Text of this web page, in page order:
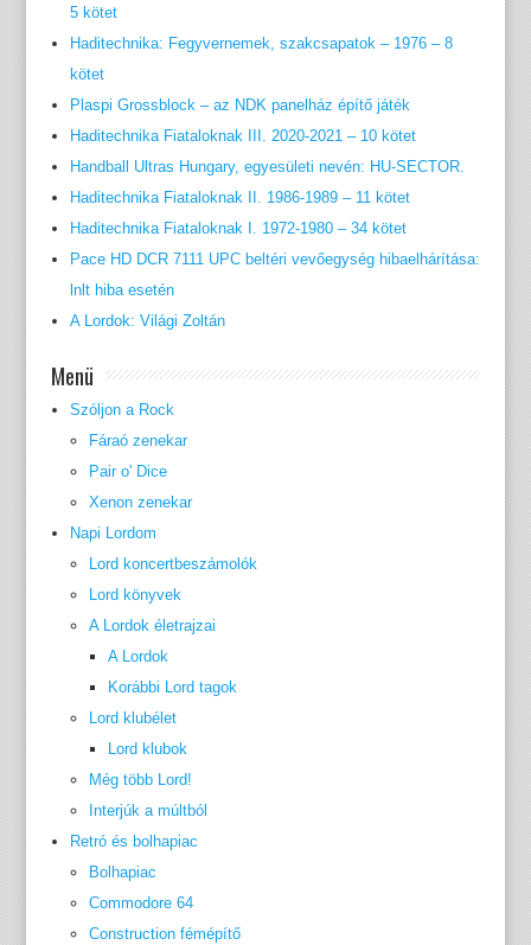
5 kötet
Haditechnika: Fegyvernemek, szakcsapatok – 1976 – 8
kötet
Plaspi Grossblock – az NDK panelház építő játék
Haditechnika Fiataloknak III. 2020-2021 – 10 kötet
Handball Ultras Hungary, egyesületi nevén: HU-SECTOR.
Haditechnika Fiataloknak II. 1986-1989 – 11 kötet
Haditechnika Fiataloknak I. 1972-1980 – 34 kötet
Pace HD DCR 7111 UPC beltéri vevőegység hibaelhárítása:
lnlt hiba esetén
A Lordok: Világi Zoltán
Menü
Szóljon a Rock
Fáraó zenekar
Pair o' Dice
Xenon zenekar
Napi Lordom
Lord koncertbeszámolók
Lord könyvek
A Lordok életrajzai
A Lordok
Korábbi Lord tagok
Lord klubélet
Lord klubok
Még több Lord!
Interjúk a múltból
Retró és bolhapiac
Bolhapiac
Commodore 64
Construction fémépítő